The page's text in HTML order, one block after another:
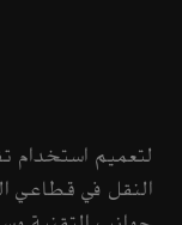
لتعميم استخدام
النقل في قطاعي